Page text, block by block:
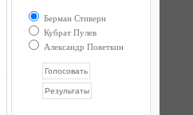
Берман Стиверн
Кубрат Пулев
Александр Поветкин